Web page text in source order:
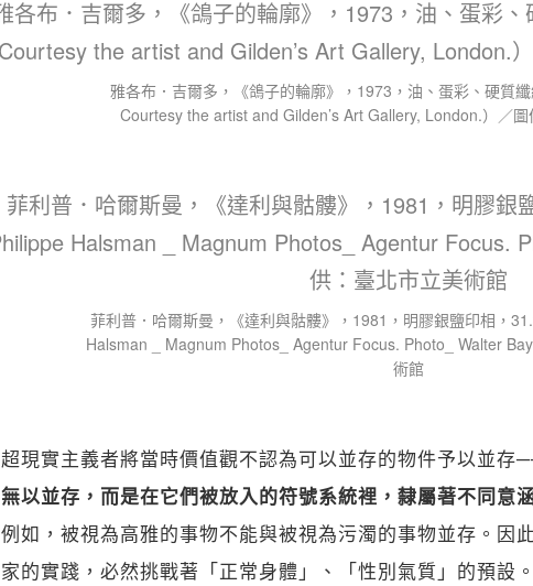
雅各布．吉爾多，《鴿子的輪廓》，1973，油、蛋彩、硬質
Courtesy the artist and Gilden’s Art Gallery, London.）／
菲利普．哈爾斯曼，《達利與骷髏》，1981，明膠銀鹽印相，
Halsman _ Magnum Photos_ Agentur Focus. Photo_ Walter
術館
超現實主義者將當時價值觀不認為可以並存的物件予以並存
無以並存，而是在它們被放入的符號系統裡，隸屬著不同意
例如，被視為高雅的事物不能與被視為污濁的事物並存。因
家的實踐，必然挑戰著「正常身體」、「性別氣質」的預設。